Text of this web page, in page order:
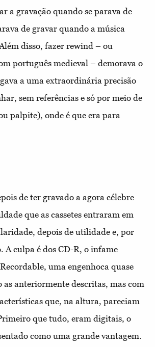
a gravação quando se parava de
de gravar quando a música
disso, fazer rewind – ou
português medieval – demorava o
a uma extraordinária precisão
sem referências e só por meio de
palpite), onde é que era para
de ter gravado a agora célebre
que as cassetes entraram em
depois de utilidade e, por
A culpa é dos CD-R, o infame
uma engenhoca quase
as anteriormente descritas, mas com
que, na altura, pareciam
que tudo, eram digitais, o
como uma grande vantagem.